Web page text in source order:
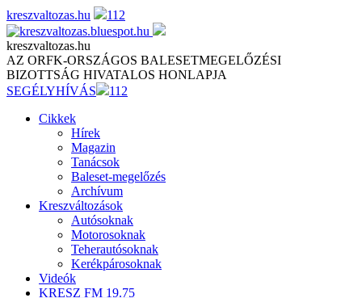
Skip
to
content
kreszvaltozas.hu 112
kreszvaltozas.hu
AZ ORFK-ORSZÁGOS BALESETMEGELŐZÉSI
BIZOTTSÁG HIVATALOS HONLAPJA
SEGÉLYHÍVÁS
112
Cikkek
Hírek
Magazin
Tanácsok
Baleset-megelőzés
Archívum
Kreszváltozások
Autósoknak
Motorosoknak
Teherautósoknak
Kerékpárosoknak
Videók
KRESZ FM 19.75